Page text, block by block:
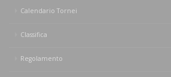
Calendario Tornei
Classifica
Regolamento